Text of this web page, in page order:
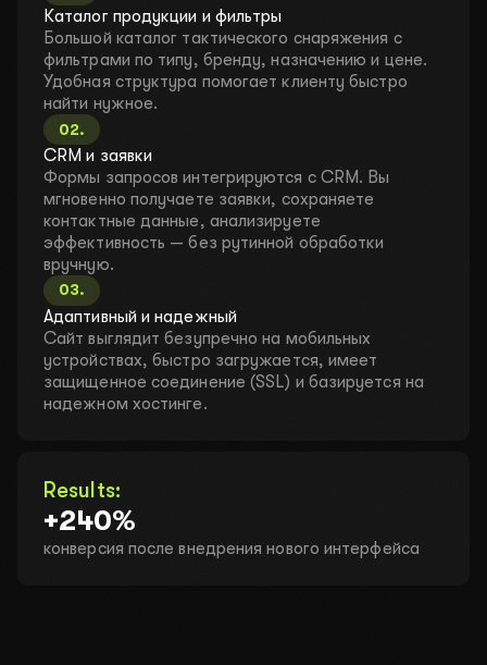
Каталог продукции и фильтры
Большой каталог тактического снаряжения с
фильтрами по типу, бренду, назначению и цене.
Удобная структура помогает клиенту быстро
найти нужное.
02.
CRM и заявки
Формы запросов интегрируются с CRM. Вы
мгновенно получаете заявки, сохраняете
контактные данные, анализируете
эффективность — без рутинной обработки
вручную.
03.
Адаптивный и надежный
Сайт выглядит безупречно на мобильных
устройствах, быстро загружается, имеет
защищенное соединение (SSL) и базируется на
надежном хостинге.
Results:
+240%
конверсия после внедрения нового интерфейса